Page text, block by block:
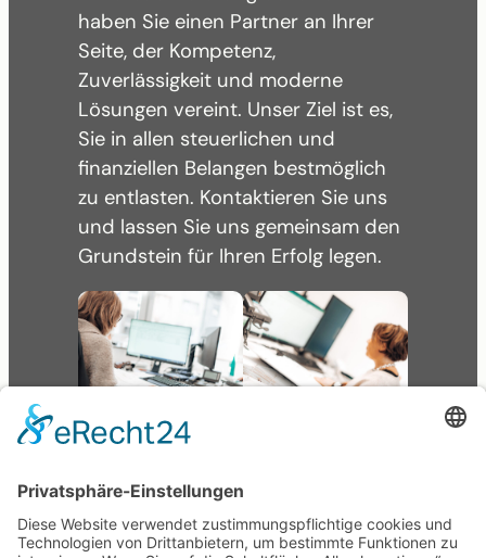
haben Sie einen Partner an Ihrer
Seite, der Kompetenz,
Zuverlässigkeit und moderne
Lösungen vereint. Unser Ziel ist es,
Sie in allen steuerlichen und
finanziellen Belangen bestmöglich
zu entlasten. Kontaktieren Sie uns
und lassen Sie uns gemeinsam den
Grundstein für Ihren Erfolg legen.